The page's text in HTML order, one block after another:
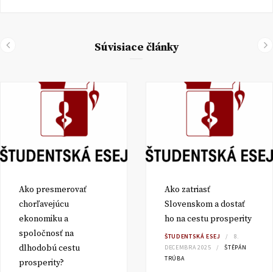
Súvisiace články
Ako presmerovať
chorľavejúcu
ekonomiku a
spoločnosť na
dlhodobú cestu
prosperity?
Ako zatriasť
Slovenskom a dostať
ho na cestu prosperity
ŠTUDENTSKÁ ESEJ
8.
DECEMBRA 2025
ŠTĚPÁN
TRÚBA